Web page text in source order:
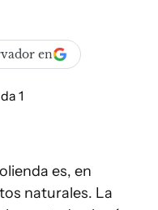
en
es, en
naturales. La